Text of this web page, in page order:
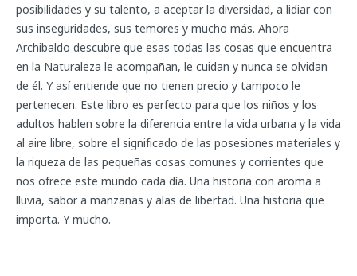
posibilidades y su talento, a aceptar la diversidad, a lidiar con
sus inseguridades, sus temores y mucho más. Ahora
Archibaldo descubre que esas todas las cosas que encuentra
en la Naturaleza le acompañan, le cuidan y nunca se olvidan
de él. Y así entiende que no tienen precio y tampoco le
pertenecen. Este libro es perfecto para que los niños y los
adultos hablen sobre la diferencia entre la vida urbana y la vida
al aire libre, sobre el significado de las posesiones materiales y
la riqueza de las pequeñas cosas comunes y corrientes que
nos ofrece este mundo cada día. Una historia con aroma a
lluvia, sabor a manzanas y alas de libertad. Una historia que
importa. Y mucho.